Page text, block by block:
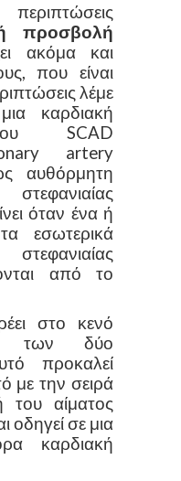
προσβολή
ακόμα και
που είναι
λέμε
καρδιακή
SCAD
artery
αυθόρμητη
όταν ένα ή
εσωτερικά
από το
στο κενό
των δύο
προκαλεί
με την σειρά
του αίματος
οδηγεί σε μια
καρδιακή